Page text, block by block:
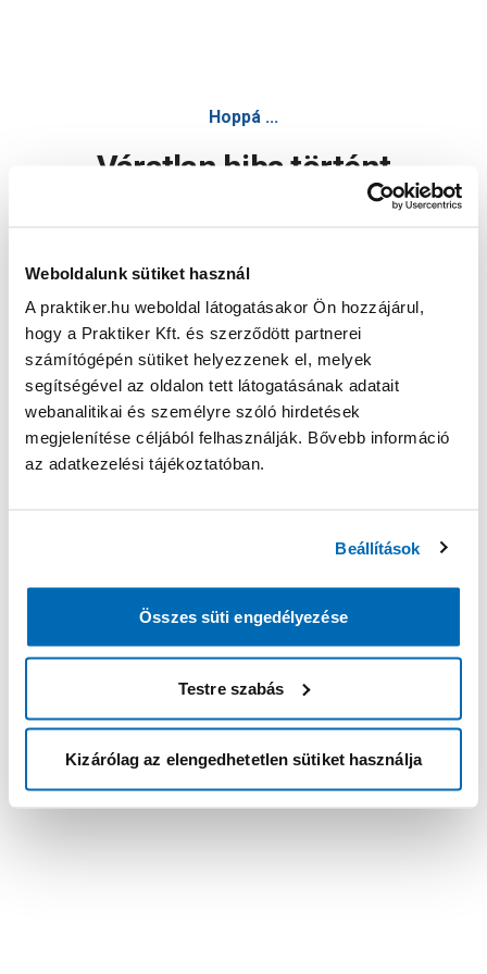
Weboldalunk sütiket használ
A praktiker.hu weboldal látogatásakor Ön hozzájárul,
hogy a Praktiker Kft. és szerződött partnerei
számítógépén sütiket helyezzenek el, melyek
segítségével az oldalon tett látogatásának adatait
webanalitikai és személyre szóló hirdetések
megjelenítése céljából felhasználják. Bővebb információ
az adatkezelési tájékoztatóban.
Beállítások
Összes süti engedélyezése
Testre szabás
Kizárólag az elengedhetetlen sütiket használja
Hoppá ...
Váratlan hiba történt
Oldal újratöltése